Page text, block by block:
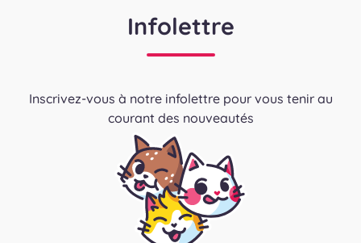
Infolettre
Inscrivez-vous à notre infolettre pour vous tenir au
courant des nouveautés